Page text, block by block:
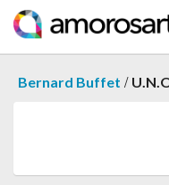
Bernard Buffet /